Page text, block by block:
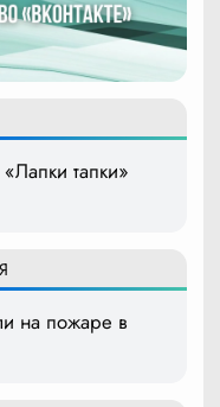
тапки»
на пожаре в